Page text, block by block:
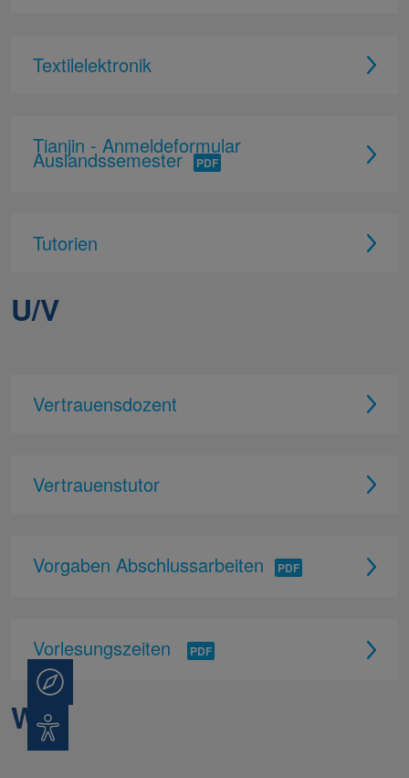
Textilelektronik
Tianjin - Anmeldeformular
Auslandssemester
Tutorien
U/V
Vertrauensdozent
Vertrauenstutor
Vorgaben Abschlussarbeiten
Vorlesungszeiten
W/X